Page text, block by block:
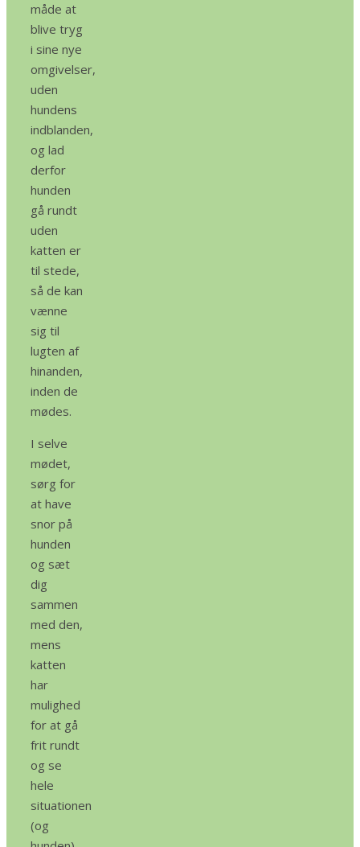
måde at
blive tryg
i sine nye
omgivelser,
uden
hundens
indblanden,
og lad
derfor
hunden
gå rundt
uden
katten er
til stede,
så de kan
vænne
sig til
lugten af
hinanden,
inden de
mødes.
I selve
mødet,
sørg for
at have
snor på
hunden
og sæt
dig
sammen
med den,
mens
katten
har
mulighed
for at gå
frit rundt
og se
hele
situationen
(og